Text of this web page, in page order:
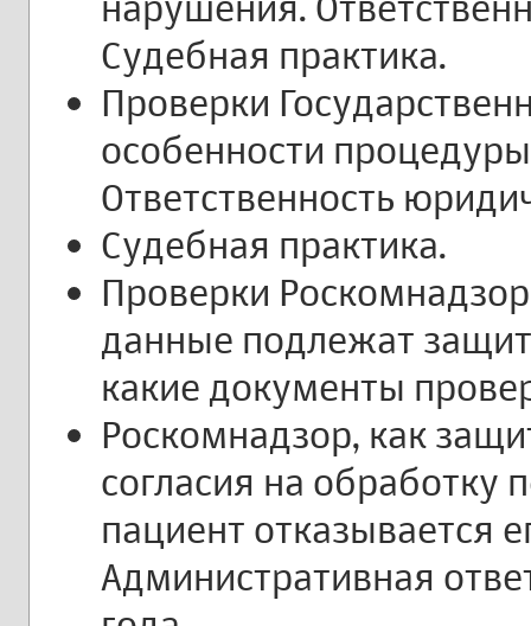
Судебная практика.
Проверки
особенности
Ответственность
Судебная практика.
Проверки
данные подлежат
какие документы
Роскомнадзор, как
согласия на обработку
пациент отказывается
Административная